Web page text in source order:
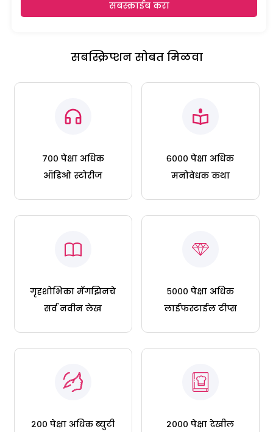
सबस्क्राईब करा
सबस्क्रिप्शन सोबत मिळवा
७०० पेक्षा अधिक
ऑडिओ स्टोरीज
६००० पेक्षा अधिक
मनोवेधक कथा
गृहशोभिका मॅगझिनचे
सर्व नवीन लेख
५००० पेक्षा अधिक
लाईफस्टाईल टीप्स
२०० पेक्षा अधिक ब्युटी
२००० पेक्षा देखील